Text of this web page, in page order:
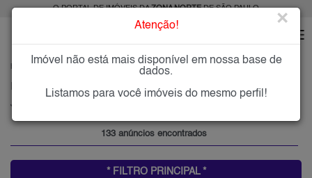
O PORTAL DE IMÓVEIS DAZONA NORTEDE SÃO PAULO
JARDIM JAPÃO
Imóveis à Venda no Jardim Japão, Zona Norte de São Paulo
Jardim Japão, Zona Norte
133 anúncios encontrados
* FILTRO PRINCIPAL *
Atenção! ×
Imóvel não está mais disponível em nossa base de
dados.
Listamos para você imóveis do mesmo perfil!